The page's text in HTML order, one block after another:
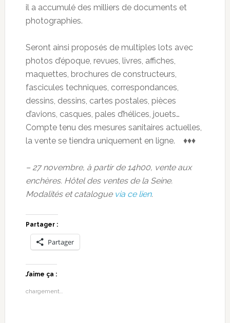
il a accumulé des milliers de documents et
photographies.
Seront ainsi proposés de multiples lots avec
photos d’époque, revues, livres, affiches,
maquettes, brochures de constructeurs,
fascicules techniques, correspondances,
dessins, dessins, cartes postales, pièces
d’avions, casques, pales d’hélices, jouets…
Compte tenu des mesures sanitaires actuelles,
la vente se tiendra uniquement en ligne. ♦♦♦
– 27 novembre, à partir de 14h00, vente aux
enchères. Hôtel des ventes de la Seine.
Modalités et catalogue via ce lien.
Partager :
Partager
J’aime ça :
chargement…